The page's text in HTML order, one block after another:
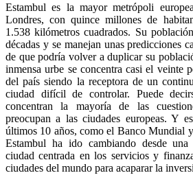
Estambul es la mayor metrópoli
Londres, con quince millones de
1.538 kilómetros cuadrados. Su
décadas y se manejan unas predicciones
de que podría volver a duplicar su
inmensa urbe se concentra casi el veinte
del país siendo la receptora de un
ciudad difícil de controlar. Puede
concentran la mayoría de las
preocupan a las ciudades europeas. Y
últimos 10 años, como el Banco Mundial
Estambul ha ido cambiando desde
ciudad centrada en los servicios y
ciudades del mundo para acaparar la